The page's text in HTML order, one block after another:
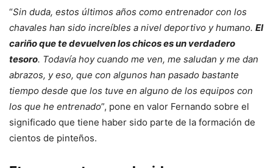
“Sin duda, estos últimos años como entrenador con los
chavales han sido increíbles a nivel deportivo y humano. El
cariño que te devuelven los chicos es un verdadero
tesoro. Todavía hoy cuando me ven, me saludan y me dan
abrazos, y eso, que con algunos han pasado bastante
tiempo desde que los tuve en alguno de los equipos con
los que he entrenado”, pone en valor Fernando sobre el
significado que tiene haber sido parte de la formación de
cientos de pinteños.